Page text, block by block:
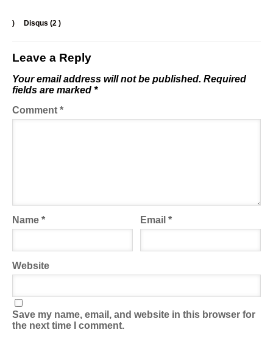
) Disqus (2 )
Leave a Reply
Your email address will not be published. Required
fields are marked *
Comment *
Name * Email*
Website
Save my name, email, and website in this browser for
the next time I comment.